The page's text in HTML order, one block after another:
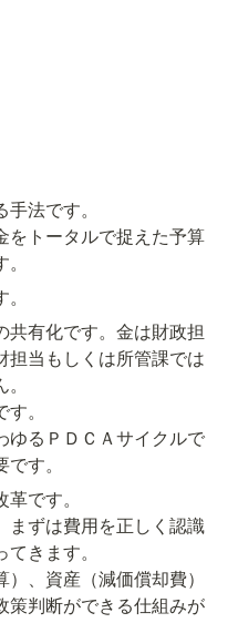
法です。
をトータルで捉えた予算
有化です。金は財政担
担当もしくは所管課では
。
るＰＤＣＡサイクルで
す。
です。
まずは費用を正しく認識
きます。
、資産（減価償却費）
策判断ができる仕組みが